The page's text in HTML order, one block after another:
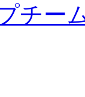
チー